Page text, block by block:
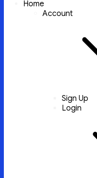
Home
Account
Sign Up
Login